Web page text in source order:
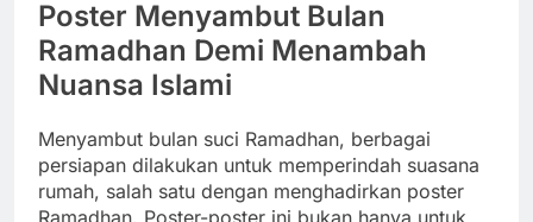
Poster Menyambut Bulan
Ramadhan Demi Menambah
Nuansa Islami
Menyambut bulan suci Ramadhan, berbagai
persiapan dilakukan untuk memperindah suasana
rumah, salah satu dengan menghadirkan poster